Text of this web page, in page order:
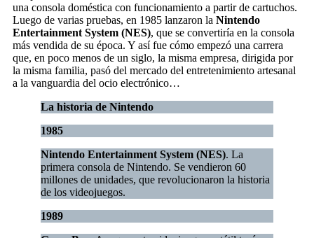
una consola doméstica con funcionamiento a partir de cartuchos.
Luego de varias pruebas, en 1985 lanzaron la Nintendo
Entertainment System (NES), que se convertiría en la consola
más vendida de su época. Y así fue cómo empezó una carrera
que, en poco menos de un siglo, la misma empresa, dirigida por
la misma familia, pasó del mercado del entretenimiento artesanal
a la vanguardia del ocio electrónico…
La historia de Nintendo
1985
Nintendo Entertainment System (NES). La
primera consola de Nintendo. Se vendieron 60
millones de unidades, que revolucionaron la historia
de los videojuegos.
1989